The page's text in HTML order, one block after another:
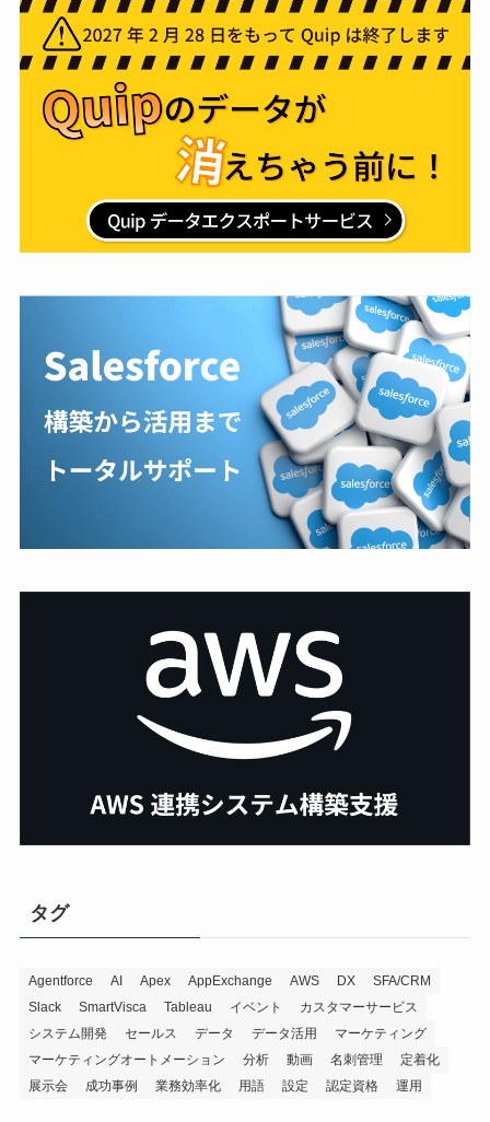
タグ
Agentforce AI Apex AppExchange AWS DX
SFA/CRM
Slack
SmartVisca Tableau イベント
カスタマーサービス
システム開発
セールス データ データ活用
マーケティング
マーケティングオートメーション
分析 動画 名刺管理
定着化
展示会
成功事例 業務効率化 用語 設定 認定資格 運用